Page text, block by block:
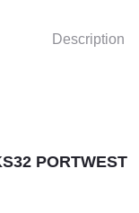
Description
PORTWEST